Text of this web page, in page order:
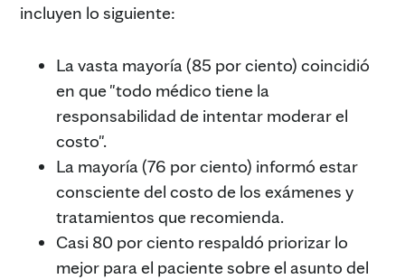
incluyen lo siguiente:
La vasta mayoría (85 por ciento) coincidió
en que "todo médico tiene la
responsabilidad de intentar moderar el
costo".
La mayoría (76 por ciento) informó estar
consciente del costo de los exámenes y
tratamientos que recomienda.
Casi 80 por ciento respaldó priorizar lo
mejor para el paciente sobre el asunto del